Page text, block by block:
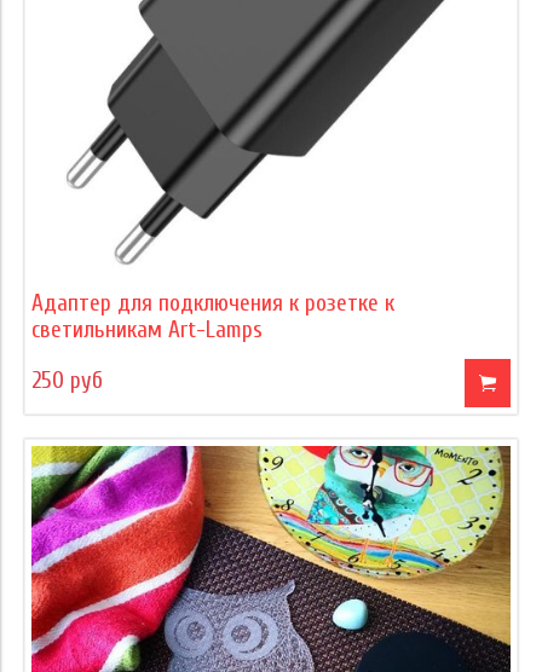
Адаптер для подключения к розетке к
светильникам Art-Lamps
250 руб